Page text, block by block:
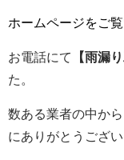
ホームページをご
お電話にて 【雨漏
た。
数ある業者の中か
にありがとうござい